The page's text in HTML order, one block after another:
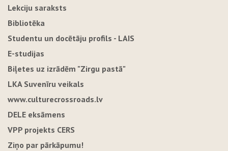
Lekciju saraksts
Bibliotēka
Studentu un docētāju profils - LAIS
E-studijas
Biļetes uz izrādēm "Zirgu pastā"
LKA Suvenīru veikals
www.culturecrossroads.lv
DELE eksāmens
VPP projekts CERS
Ziņo par pārkāpumu!